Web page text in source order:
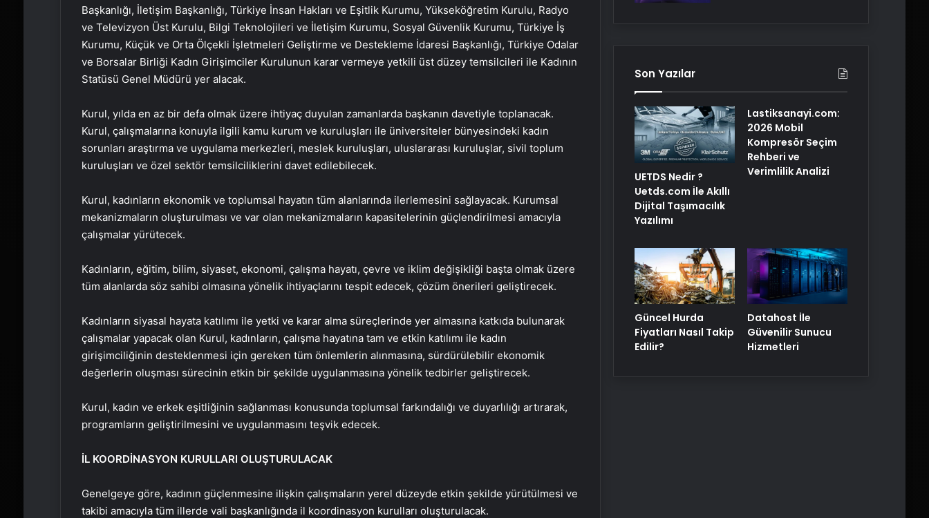
Başkanlığı, İletişim Başkanlığı, Türkiye İnsan Hakları ve Eşitlik Kurumu, Yükseköğretim Kurulu, Radyo
ve Televizyon Üst Kurulu, Bilgi Teknolojileri ve İletişim Kurumu, Sosyal Güvenlik Kurumu, Türkiye İş
Kurumu, Küçük ve Orta Ölçekli İşletmeleri Geliştirme ve Destekleme İdaresi Başkanlığı, Türkiye Odalar
ve Borsalar Birliği Kadın Girişimciler Kurulunun karar vermeye yetkili üst düzey temsilcileri ile Kadının
Statüsü Genel Müdürü yer alacak.
Kurul, yılda en az bir defa olmak üzere ihtiyaç duyulan zamanlarda başkanın davetiyle toplanacak.
Kurul, çalışmalarına konuyla ilgili kamu kurum ve kuruluşları ile üniversiteler bünyesindeki kadın
sorunları araştırma ve uygulama merkezleri, meslek kuruluşları, uluslararası kuruluşlar, sivil toplum
kuruluşları ve özel sektör temsilciliklerini davet edilebilecek.
Kurul, kadınların ekonomik ve toplumsal hayatın tüm alanlarında ilerlemesini sağlayacak. Kurumsal
mekanizmaların oluşturulması ve var olan mekanizmaların kapasitelerinin güçlendirilmesi amacıyla
çalışmalar yürütecek.
Kadınların, eğitim, bilim, siyaset, ekonomi, çalışma hayatı, çevre ve iklim değişikliği başta olmak üzere
tüm alanlarda söz sahibi olmasına yönelik ihtiyaçlarını tespit edecek, çözüm önerileri geliştirecek.
Kadınların siyasal hayata katılımı ile yetki ve karar alma süreçlerinde yer almasına katkıda bulunarak
çalışmalar yapacak olan Kurul, kadınların, çalışma hayatına tam ve etkin katılımı ile kadın
girişimciliğinin desteklenmesi için gereken tüm önlemlerin alınmasına, sürdürülebilir ekonomik
değerlerin oluşması sürecinin etkin bir şekilde uygulanmasına yönelik tedbirler geliştirecek.
Kurul, kadın ve erkek eşitliğinin sağlanması konusunda toplumsal farkındalığı ve duyarlılığı artırarak,
programların geliştirilmesini ve uygulanmasını teşvik edecek.
İL KOORDİNASYON KURULLARI OLUŞTURULACAK
Genelgeye göre, kadının güçlenmesine ilişkin çalışmaların yerel düzeyde etkin şekilde yürütülmesi ve
takibi amacıyla tüm illerde vali başkanlığında il koordinasyon kurulları oluşturulacak.
Son Yazılar
UETDS Nedir ?
Uetds.com İle Akıllı
Dijital Taşımacılık
Yazılımı
Lastiksanayi.com:
2026 Mobil
Kompresör Seçim
Rehberi ve
Verimlilik Analizi
Güncel Hurda
Fiyatları Nasıl Takip
Edilir?
Datahost İle
Güvenilir Sunucu
Hizmetleri